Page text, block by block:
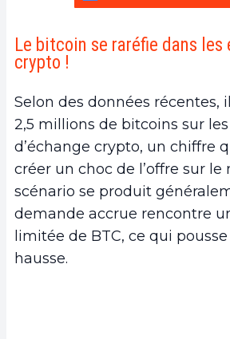
Le bitcoin se raréfie dans les
crypto !
Selon des données récentes,
2,5 millions de bitcoins sur
d’échange crypto, un chiffre
créer un choc de l’offre sur le
scénario se produit
demande accrue rencontre
limitée de BTC, ce qui
hausse.